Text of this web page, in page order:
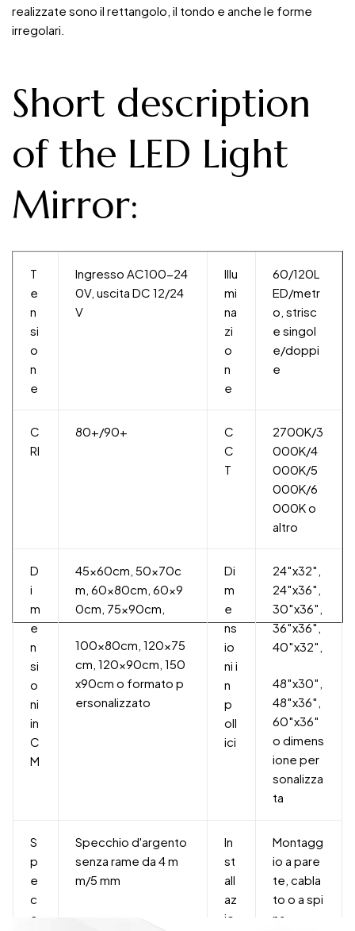
realizzate sono il rettangolo, il tondo e anche le forme
irregolari.
Short description
of the LED Light
Mirror:
T
e
n
si
o
n
e
Ingresso AC100-24
0V, uscita DC 12/24
V
Illu
mi
na
zi
o
n
e
60/120L
ED/metr
o, strisc
e singol
e/doppi
e
C
RI
80+/90+
C
C
T
2700K/3
000K/4
000K/5
000K/6
000K o
altro
D
i
m
e
n
si
o
ni
in
C
M
45x60cm, 50x70c
m, 60x80cm, 60x9
0cm, 75x90cm,
100x80cm, 120x75
cm, 120x90cm, 150
x90cm o formato p
ersonalizzato
Di
m
e
ns
io
ni i
n
p
oll
ici
24″x32″,
24″x36″,
30″x36″,
36″x36″,
40″x32″,
48″x30″,
48″x36″,
60″x36″
o dimens
ione per
sonalizza
ta
S
p
e
c
c
Specchio d'argento
senza rame da 4 m
m/5 mm
In
st
all
az
io
Montagg
io a pare
te, cabla
to o a spi
na